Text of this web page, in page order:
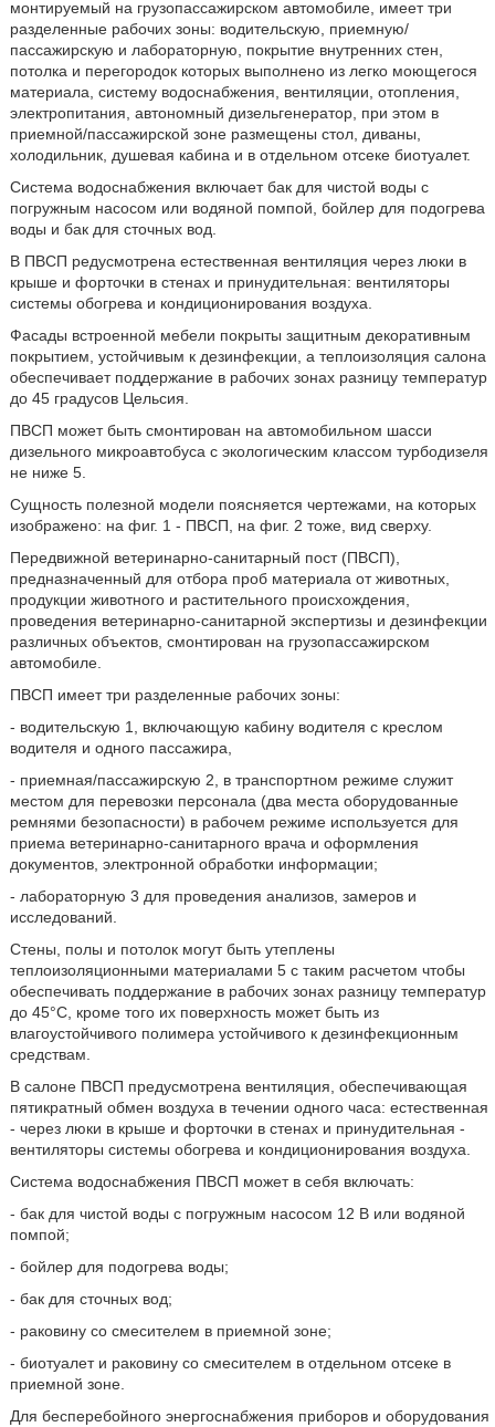
монтируемый на грузопассажирском автомобиле, имеет три
разделенные рабочих зоны: водительскую, приемную/
пассажирскую и лабораторную, покрытие внутренних стен,
потолка и перегородок которых выполнено из легко моющегося
материала, систему водоснабжения, вентиляции, отопления,
электропитания, автономный дизельгенератор, при этом в
приемной/пассажирской зоне размещены стол, диваны,
холодильник, душевая кабина и в отдельном отсеке биотуалет.
Система водоснабжения включает бак для чистой воды с
погружным насосом или водяной помпой, бойлер для подогрева
воды и бак для сточных вод.
В ПВСП редусмотрена естественная вентиляция через люки в
крыше и форточки в стенах и принудительная: вентиляторы
системы обогрева и кондиционирования воздуха.
Фасады встроенной мебели покрыты защитным декоративным
покрытием, устойчивым к дезинфекции, а теплоизоляция салона
обеспечивает поддержание в рабочих зонах разницу температур
до 45 градусов Цельсия.
ПВСП может быть смонтирован на автомобильном шасси
дизельного микроавтобуса с экологическим классом турбодизеля
не ниже 5.
Сущность полезной модели поясняется чертежами, на которых
изображено: на фиг. 1 - ПВСП, на фиг. 2 тоже, вид сверху.
Передвижной ветеринарно-санитарный пост (ПВСП),
предназначенный для отбора проб материала от животных,
продукции животного и растительного происхождения,
проведения ветеринарно-санитарной экспертизы и дезинфекции
различных объектов, смонтирован на грузопассажирском
автомобиле.
ПВСП имеет три разделенные рабочих зоны:
- водительскую 1, включающую кабину водителя с креслом
водителя и одного пассажира,
- приемная/пассажирскую 2, в транспортном режиме служит
местом для перевозки персонала (два места оборудованные
ремнями безопасности) в рабочем режиме используется для
приема ветеринарно-санитарного врача и оформления
документов, электронной обработки информации;
- лабораторную 3 для проведения анализов, замеров и
исследований.
Стены, полы и потолок могут быть утеплены
теплоизоляционными материалами 5 с таким расчетом чтобы
обеспечивать поддержание в рабочих зонах разницу температур
до 45°C, кроме того их поверхность может быть из
влагоустойчивого полимера устойчивого к дезинфекционным
средствам.
В салоне ПВСП предусмотрена вентиляция, обеспечивающая
пятикратный обмен воздуха в течении одного часа: естественная
- через люки в крыше и форточки в стенах и принудительная -
вентиляторы системы обогрева и кондиционирования воздуха.
Система водоснабжения ПВСП может в себя включать:
- бак для чистой воды с погружным насосом 12 В или водяной
помпой;
- бойлер для подогрева воды;
- бак для сточных вод;
- раковину со смесителем в приемной зоне;
- биотуалет и раковину со смесителем в отдельном отсеке в
приемной зоне.
Для бесперебойного энергоснабжения приборов и оборудования